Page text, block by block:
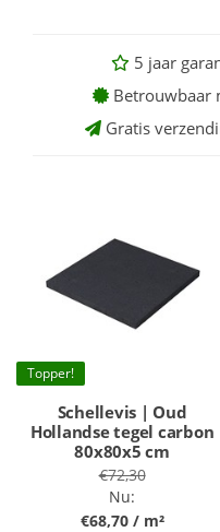
5 jaar
Betrouwbaar
Gratis
Topper!
Schellevis | Oud
Hollandse tegel carbon
80x80x5 cm
€72,30
Nu:
€68,70 / m²